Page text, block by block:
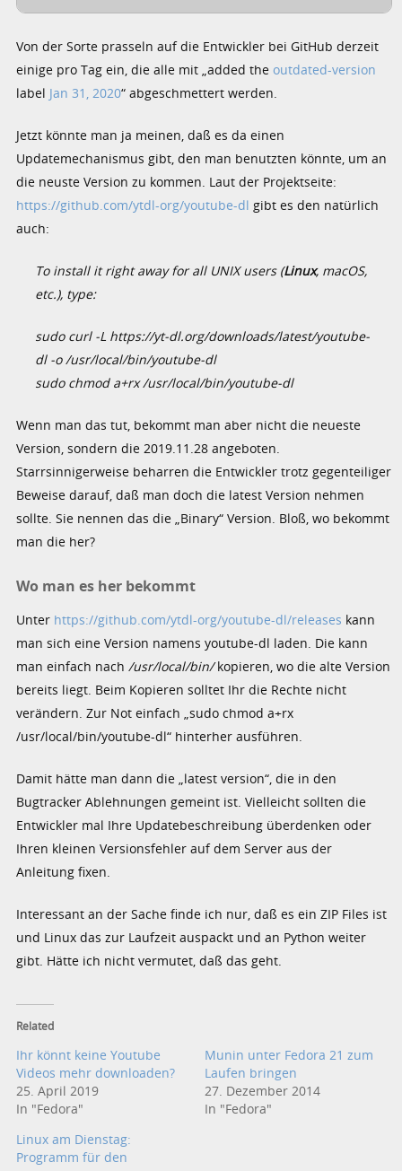
Von der Sorte prasseln auf die Entwickler bei GitHub derzeit
einige pro Tag ein, die alle mit „added theoutdated-version
label Jan 31, 2020“ abgeschmettert werden.
Jetzt könnte man ja meinen, daß es da einen
Updatemechanismus gibt, den man benutzten könnte, um an
die neuste Version zu kommen. Laut der Projektseite:
https://github.com/ytdl-org/youtube-dl gibt es den natürlich
auch:
To install it right away for all UNIX users (Linux, macOS,
etc.), type:
sudo curl -L https://yt-dl.org/downloads/latest/youtube-
dl -o /usr/local/bin/youtube-dl
sudo chmod a+rx /usr/local/bin/youtube-dl
Wenn man das tut, bekommt man aber nicht die neueste
Version, sondern die 2019.11.28 angeboten.
Starrsinnigerweise beharren die Entwickler trotz gegenteiliger
Beweise darauf, daß man doch die latest Version nehmen
sollte. Sie nennen das die „Binary“ Version. Bloß, wo bekommt
man die her?
Wo man es her bekommt
Unter https://github.com/ytdl-org/youtube-dl/releases kann
man sich eine Version namens youtube-dl laden. Die kann
man einfach nach/usr/local/bin/kopieren, wo die alte Version
bereits liegt. Beim Kopieren solltet Ihr die Rechte nicht
verändern. Zur Not einfach „sudo chmod a+rx
/usr/local/bin/youtube-dl“ hinterher ausführen.
Damit hätte man dann die „latest version“, die in den
Bugtracker Ablehnungen gemeint ist. Vielleicht sollten die
Entwickler mal Ihre Updatebeschreibung überdenken oder
Ihren kleinen Versionsfehler auf dem Server aus der
Anleitung fixen.
Interessant an der Sache finde ich nur, daß es ein ZIP Files ist
und Linux das zur Laufzeit auspackt und an Python weiter
gibt. Hätte ich nicht vermutet, daß das geht.
Related
Ihr könnt keine Youtube
Videos mehr downloaden?
25. April 2019
In "Fedora"
Munin unter Fedora 21 zum
Laufen bringen
27. Dezember 2014
In "Fedora"
Linux am Dienstag:
Programm für den